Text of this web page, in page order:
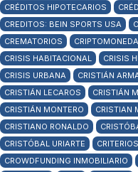
CRÉDITOS HIPOTECARIOS
CREDITOS: BEIN SPORTS USA
CREMATORIOS
CRISIS HABITACIONAL
CRISIS
CRISIS URBANA
CRISTIÁN
CRISTIÁN LECAROS
CRISTIÁN
CRISTIÁN MONTERO
CRISTIAN
CRISTIANO RONALDO
CRISTÓBAL URIARTE
CRITERIOS
CROWDFUNDING INMOBILIARIO